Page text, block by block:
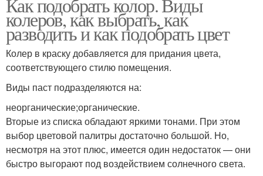
Как подобрать колор. Виды
колеров, как выбрать, как
разводить и как подобрать цвет
Колер в краску добавляется для придания цвета,
соответствующего стилю помещения.
Виды паст подразделяются на:
неорганические;органические.
Вторые из списка обладают яркими тонами. При этом
выбор цветовой палитры достаточно большой. Но,
несмотря на этот плюс, имеется один недостаток — они
быстро выгорают под воздействием солнечного света.